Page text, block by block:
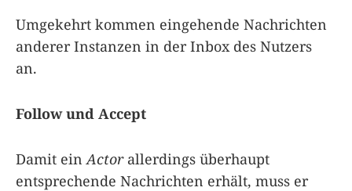
Umgekehrt kommen eingehende Nachrichten
anderer Instanzen in der Inbox des Nutzers
an.
Follow und Accept
Damit ein Actorallerdings überhaupt
entsprechende Nachrichten erhält, muss er